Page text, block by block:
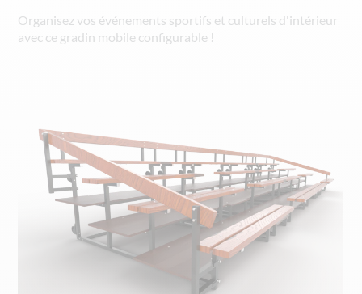
Organisez vos événements sportifs et culturels d'intérieur
avec ce gradin mobile configurable !
images
gallery